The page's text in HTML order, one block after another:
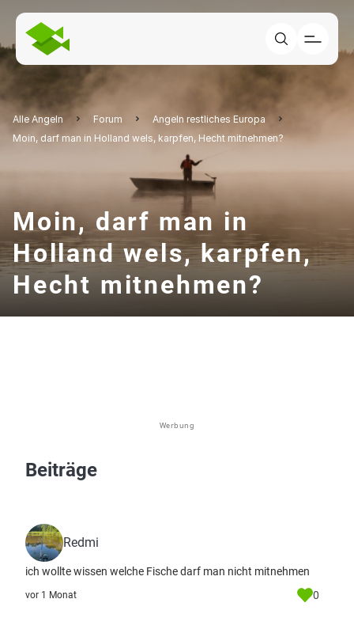
Alle Angeln Forum
Angeln restliches Europa
Moin, darf man in Holland wels, karpfen, Hecht mitnehmen?
Moin, darf man in
Holland wels, karpfen,
Hecht mitnehmen?
Werbung
Beiträge
Redmi
ich wollte wissen welche Fische darf man nicht mitnehmen
vor 1 Monat 0